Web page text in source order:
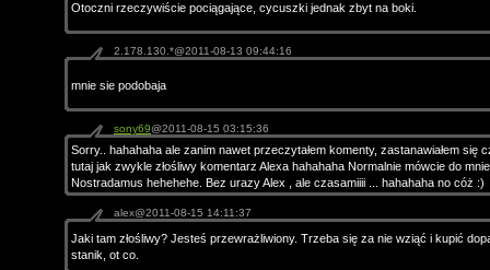
Otoczni rzeczywiście pociągające, cycuszki jednak zbyt na boki.
2.178.130.*@2011-08-13 09:44:16
mnie sie podobaja
sony69@2011-08-15 03:15:36
Sorry.. hahahaha ale zanim nawet przeczytałem komenty, zastanawiałem się
tutaj jak zwykle złośliwy komentarz Alexa hahahaha Normalnie mówcie do mnie
Nostradamus hehehehe. Bez urazy Alex , ale czasamiiii ... hahahaha no cóż :)
alex@2011-08-15 14:11:37
Jaki tam złośliwy? Jesteś przewrażliwiony. Trzeba się za nie wziąć i kupić
stanik, ot co.